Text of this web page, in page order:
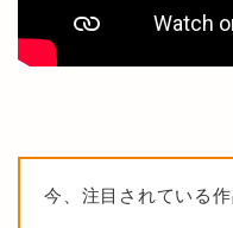
今、注目されている